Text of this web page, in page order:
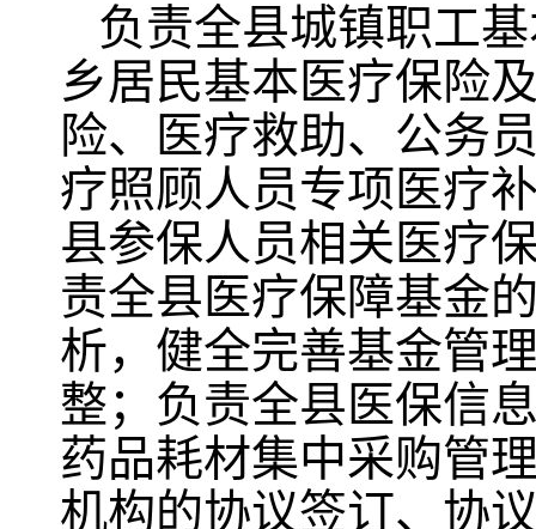
负责全县城镇职工
乡居民基本医疗保险
险、医疗救助、公务
疗照顾人员专项医疗
县参保人员相关医疗
责全县医疗保障基金
析，健全完善基金管
整；负责全县医保信
药品耗材集中采购管
机构的协议签订、协